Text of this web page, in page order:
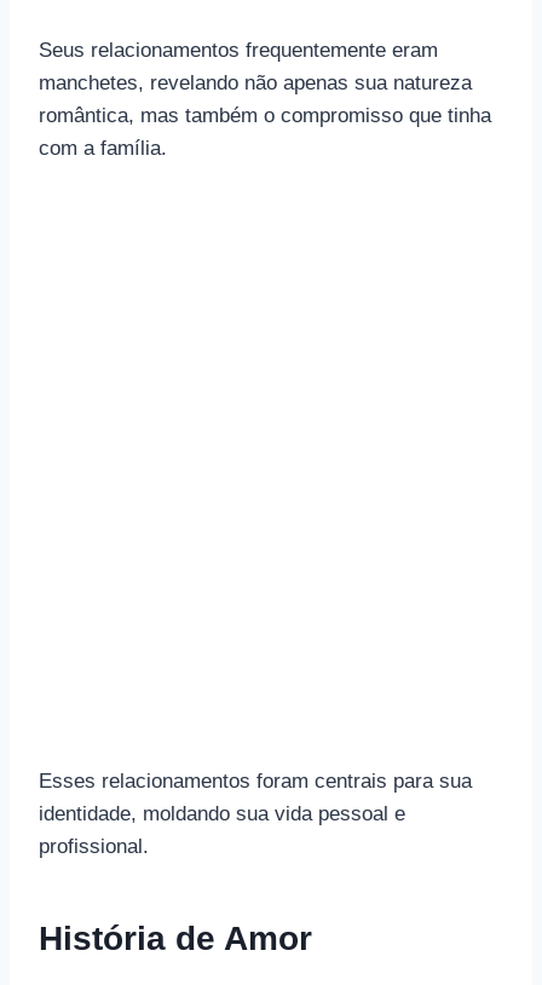
Seus relacionamentos frequentemente eram
manchetes, revelando não apenas sua natureza
romântica, mas também o compromisso que tinha
com a família.
Esses relacionamentos foram centrais para sua
identidade, moldando sua vida pessoal e
profissional.
História de Amor